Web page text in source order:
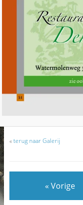
«terug naar Galerij
« Vorige